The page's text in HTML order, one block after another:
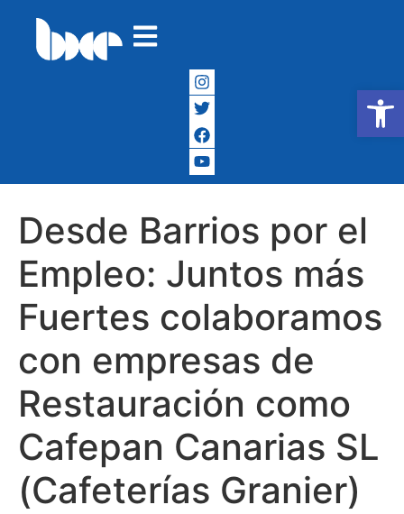
Abrir
Desde Barrios por el
Empleo: Juntos más
Fuertes colaboramos
con empresas de
Restauración como
Cafepan Canarias SL
(Cafeterías Granier)